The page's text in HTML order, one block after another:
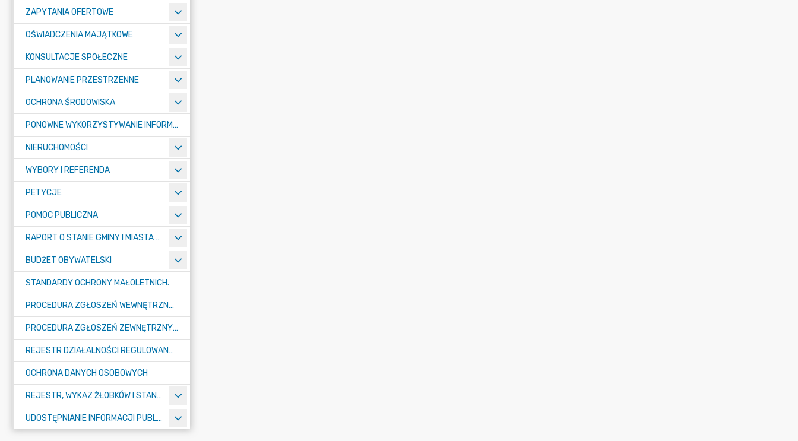
ZAPYTANIA OFERTOWE
OŚWIADCZENIA MAJĄTKOWE
KONSULTACJE SPOŁECZNE
PLANOWANIE PRZESTRZENNE
OCHRONA ŚRODOWISKA
PONOWNE WYKORZYSTYWANIE INFORMACJI SEKTORA PUBLICZNEGO
NIERUCHOMOŚCI
WYBORY I REFERENDA
PETYCJE
POMOC PUBLICZNA
RAPORT O STANIE GMINY I MIASTA TULISZKÓW
BUDŻET OBYWATELSKI
STANDARDY OCHRONY MAŁOLETNICH.
PROCEDURA ZGŁOSZEŃ WEWNĘTRZNYCH W URZĘDZIE GMINY I MIASTA W TULISZKOWIE
PROCEDURA ZGŁOSZEŃ ZEWNĘTRZNYCH
REJESTR DZIAŁALNOŚCI REGULOWANEJ
OCHRONA DANYCH OSOBOWYCH
REJESTR, WYKAZ ŻŁOBKÓW I STANDARDY OPIEKI NAD DZIEĆMI W WIEKU DO LAT 3
UDOSTĘPNIANIE INFORMACJI PUBLICZNEJ